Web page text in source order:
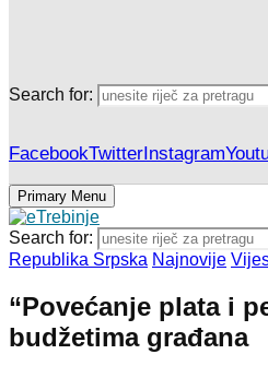
Search for:
FacebookTwitterInstagram
Primary Menu
Search for:
Republika Srpska Najnovije
“Povećanje plata i
budžetima građana